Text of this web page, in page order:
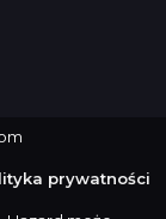
prywatności